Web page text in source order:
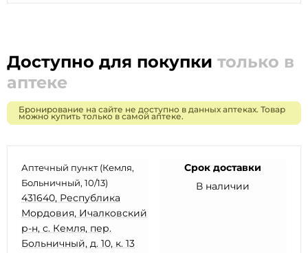
Доступно для покупки только в
аптеке
Бронирование на сайте не доступно в данных аптеках. Товар
можно купить только в самой аптеке.
Аптечный пункт (Кемля,
Больничный, 10/13)
431640, Республика
Мордовия, Ичалковский
р-н, с. Кемля, пер.
Больничный, д. 10, к. 13
Срок доставки
В наличии